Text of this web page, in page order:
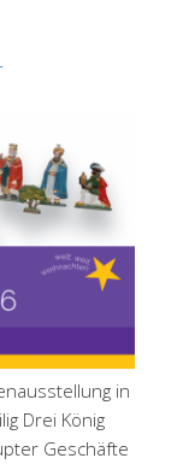
in
Drei König
Geschäfte